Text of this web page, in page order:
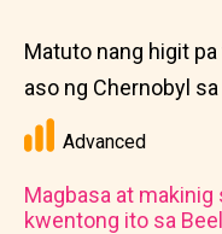
Matuto nang higit
aso ng Chernobyl
Advanced
Magbasa at makinig
kwentong ito sa